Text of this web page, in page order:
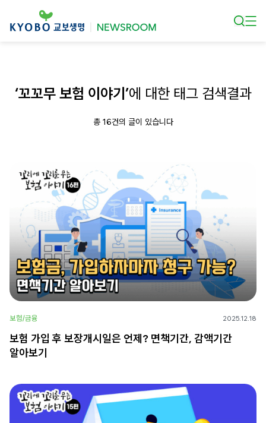
‘꼬꼬무 보험 이야기’에 대한 태그 검색결과
총 16건의 글이 있습니다
보험/금융 2025.12.18
보험 가입 후 보장개시일은 언제? 면책기간, 감액기간
알아보기